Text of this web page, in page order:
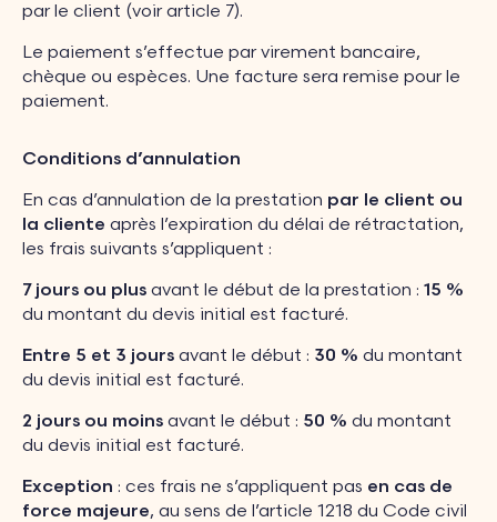
par le client (voir article 7).
Le paiement s’effectue par virement bancaire,
chèque ou espèces. Une facture sera remise pour le
paiement.
Conditions d’annulation
En cas d’annulation de la prestation par le client ou
la cliente après l’expiration du délai de rétractation,
les frais suivants s’appliquent :
7 jours ou plus avant le début de la prestation : 15 %
du montant du devis initial est facturé.
Entre 5 et 3 jours avant le début : 30 % du montant
du devis initial est facturé.
2 jours ou moins avant le début : 50 % du montant
du devis initial est facturé.
Exception : ces frais ne s’appliquent pas en cas de
force majeure, au sens de l’article 1218 du Code civil